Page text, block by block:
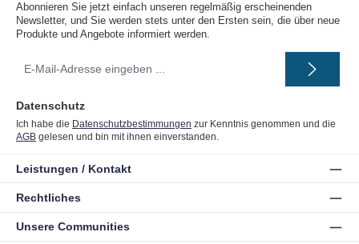
Abonnieren Sie jetzt einfach unseren regelmäßig erscheinenden
Newsletter, und Sie werden stets unter den Ersten sein, die über neue
Produkte und Angebote informiert werden.
Mail-
Datenschutz
Ich habe die Datenschutzbestimmungen zur Kenntnis genommen und die
AGB gelesen und bin mit ihnen einverstanden.
Unsere Communities
Leistungen / Kontakt
Rechtliches